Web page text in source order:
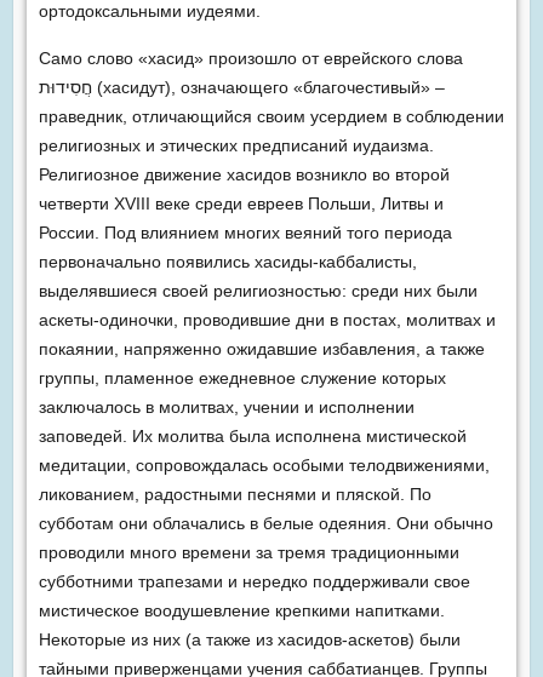
ортодоксальными иудеями.
Само слово «хасид» произошло от еврейского слова
חֲסִידוּת (хасидут), означающего «благочестивый» –
праведник, отличающийся своим усердием в соблюдении
религиозных и этических предписаний иудаизма.
Религиозное движение хасидов возникло во второй
четверти XVIII веке среди евреев Польши, Литвы и
России. Под влиянием многих веяний того периода
первоначально появились хасиды-каббалисты,
выделявшиеся своей религиозностью: среди них были
аскеты-одиночки, проводившие дни в постах, молитвах и
покаянии, напряженно ожидавшие избавления, а также
группы, пламенное ежедневное служение которых
заключалось в молитвах, учении и исполнении
заповедей. Их молитва была исполнена мистической
медитации, сопровождалась особыми телодвижениями,
ликованием, радостными песнями и пляской. По
субботам они облачались в белые одеяния. Они обычно
проводили много времени за тремя традиционными
субботними трапезами и нередко поддерживали свое
мистическое воодушевление крепкими напитками.
Некоторые из них (а также из хасидов-аскетов) были
тайными приверженцами учения саббатианцев. Группы